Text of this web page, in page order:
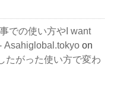
での使い方やI want
Asahiglobal.tokyo on
たがった使い方で変わ